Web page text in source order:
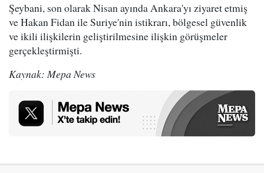
Şeybani, son olarak Nisan ayında Ankara'yı ziyaret etmiş
ve Hakan Fidan ile Suriye'nin istikrarı, bölgesel güvenlik
ve ikili ilişkilerin geliştirilmesine ilişkin görüşmeler
gerçekleştirmişti.
Kaynak: Mepa News